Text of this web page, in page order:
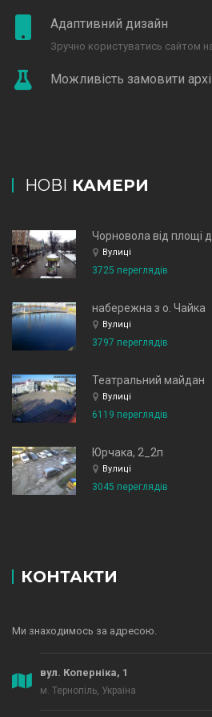
Адаптивний дизайн
Зручно користуватись сайтом
Можливість замовити
НОВІ КАМЕРИ
Чорновола від площі
Вулиці
3725 переглядів
набережна з о. Чайка
Вулиці
3797 переглядів
Театральний майдан
Вулиці
6119 переглядів
Юрчака, 2_2п
Вулиці
3045 переглядів
КОНТАКТИ
Ми знаходимось за адресою.
вул. Коперніка, 1
м. Тернопіль, Україна